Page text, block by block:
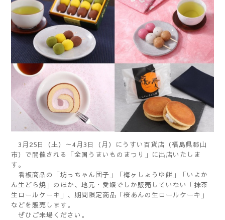
3月25日（土）～4月3日（月）にうすい百貨店（福島県郡山
市）で開催される「全国うまいものまつり」に出店いたしま
す。
看板商品の「坊っちゃん団子」「梅ヶしょうゆ餅」「いよか
ん生どら焼」のほか、地元・愛媛でしか販売していない「抹茶
生ロールケーキ」、期間限定商品「桜あんの生ロールケーキ」
などを販売します。
ぜひご来場ください。